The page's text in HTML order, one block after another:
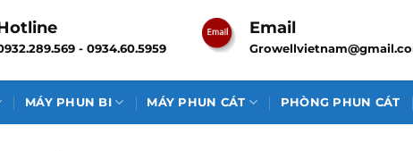
- 0934.60.5959
Email
MÁY PHUN BI MÁY PHUN CÁT PHÒNG PHUN CÁT